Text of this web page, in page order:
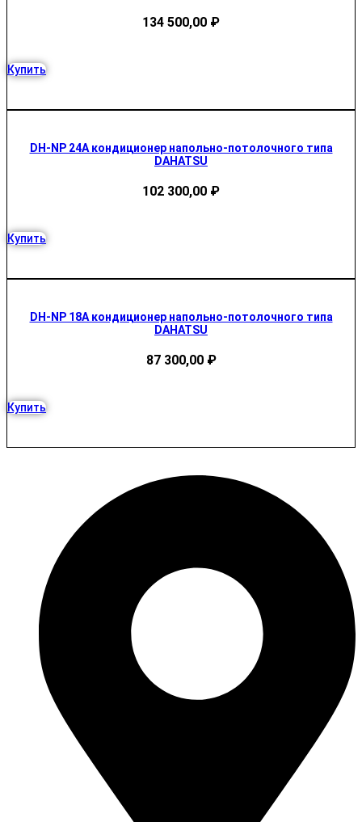
134 500,00 ₽
Купить
DH-NP 24A кондиционер напольно-потолочного типа
DAHATSU
102 300,00 ₽
Купить
DH-NP 18A кондиционер напольно-потолочного типа
DAHATSU
87 300,00 ₽
Купить